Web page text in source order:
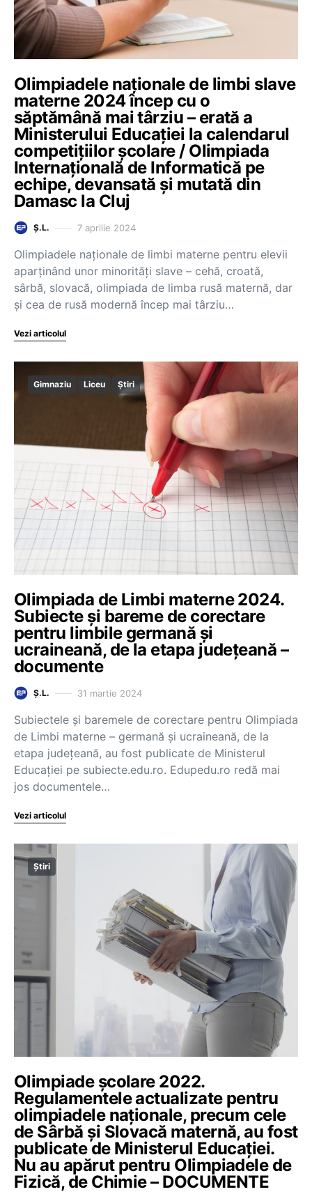
Olimpiadele naționale de limbi slave
materne 2024 încep cu o
săptămână mai târziu – erată a
Ministerului Educației la calendarul
competițiilor școlare / Olimpiada
Internațională de Informatică pe
echipe, devansată și mutată din
Damasc la Cluj
Ș.L. 7 aprilie 2024
Olimpiadele naționale de limbi materne pentru elevii
aparținând unor minorități slave – cehă, croată,
sârbă, slovacă, olimpiada de limba rusă maternă, dar
și cea de rusă modernă încep mai târziu…
Vezi articolul
Gimnaziu Liceu Știri
Olimpiada de Limbi materne 2024.
Subiecte și bareme de corectare
pentru limbile germană și
ucraineană, de la etapa județeană –
documente
Ș.L. 31 martie 2024
Subiectele și baremele de corectare pentru Olimpiada
de Limbi materne – germană și ucraineană, de la
etapa județeană, au fost publicate de Ministerul
Educației pe subiecte.edu.ro. Edupedu.ro redă mai
jos documentele…
Vezi articolul
Știri
Olimpiade școlare 2022.
Regulamentele actualizate pentru
olimpiadele naționale, precum cele
de Sârbă și Slovacă maternă, au fost
publicate de Ministerul Educației.
Nu au apărut pentru Olimpiadele de
Fizică, de Chimie – DOCUMENTE